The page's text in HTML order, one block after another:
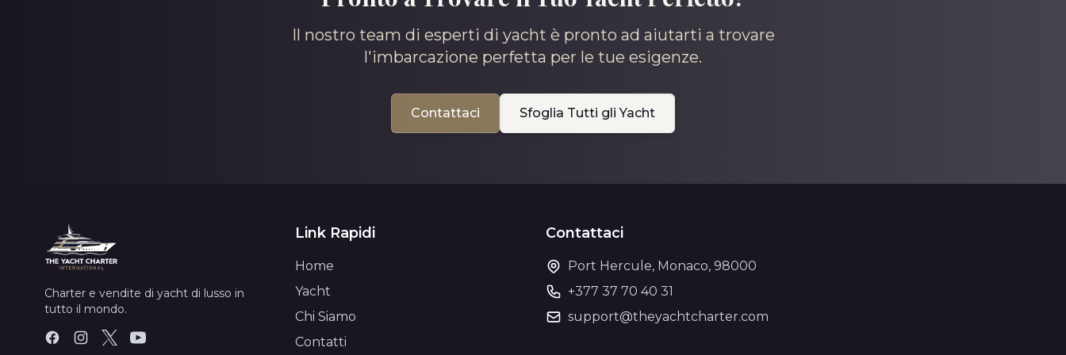
Il nostro team di esperti di yacht è pronto ad aiutarti a trovare
l'imbarcazione perfetta per le tue esigenze.
Contattaci Sfoglia Tutti gli Yacht
Charter e vendite di yacht di lusso in
tutto il mondo.
Link Rapidi
Home
Yacht
Chi Siamo
Contatti
Contattaci
Port Hercule, Monaco, 98000
+377 37 70 40 31
support@theyachtcharter.com